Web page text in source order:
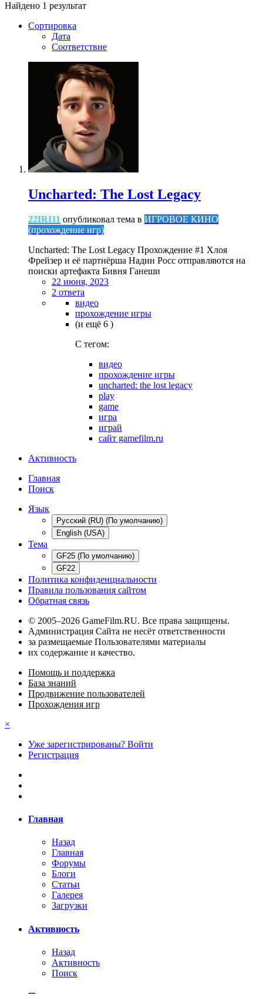
Найдено 1 результат
Сортировка
Дата
Соответствие
Uncharted: The Lost Legacy
22IRI11 опубликовал тема в ИГРОВОЕ КИНО
(прохождение игр)
Uncharted: The Lost Legacy Прохождение #1 Хлоя
Фрейзер и её партнёрша Надин Росс отправляются на
поиски артефакта Бивня Ганеши
22 июня, 2023
2 ответа
видео
прохождение игры
(и ещё 6 )
C тегом:
видео
прохождение игры
uncharted: the lost legacy
play
game
игра
играй
сайт gamefilm.ru
Активность
Главная
Поиск
Язык
Русский (RU) (По умолчанию)
English (USA)
Тема
GF25 (По умолчанию)
GF22
Политика конфиденциальности
Правила пользования сайтом
Обратная связь
© 2005–2026 GameFilm.RU. Все права защищены.
Администрация Сайта не несёт ответственности
за размещаемые Пользователями материалы
их содержание и качество.
Помощь и поддержка
База знаний
Продвижение пользователей
Прохождения игр
×
Уже зарегистрированы? Войти
Регистрация
Главная
Назад
Главная
Форумы
Блоги
Статьи
Галерея
Загрузки
Активность
Назад
Активность
Поиск